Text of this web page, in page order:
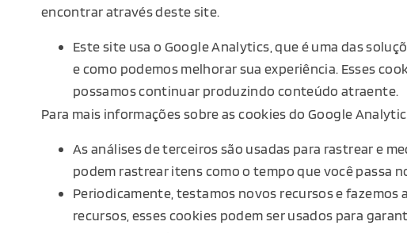
encontrar através deste site.
Este site usa o Google Analytics, que é uma das
e como podemos melhorar sua experiência. Esses
possamos continuar produzindo conteúdo atraente.
Para mais informações sobre as cookies do Google
As análises de terceiros são usadas para rastrear e
podem rastrear itens como o tempo que você passa
Periodicamente, testamos novos recursos e
recursos, esses cookies podem ser usados ​​para